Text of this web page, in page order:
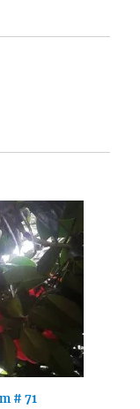
# 71